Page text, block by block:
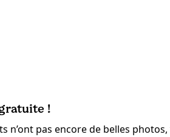
!
n’ont pas encore de belles